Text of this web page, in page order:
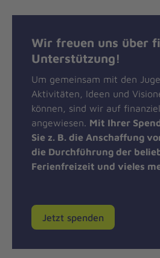
Wir freuen uns über
Unterstützung!
Um gemeinsam mit den
Aktivitäten, Ideen und
können, sind wir auf
angewiesen. Mit Ihrer
Sie z. B. die Anschaffung
die Durchführung der
Ferienfreizeit und vieles
Jetzt spenden